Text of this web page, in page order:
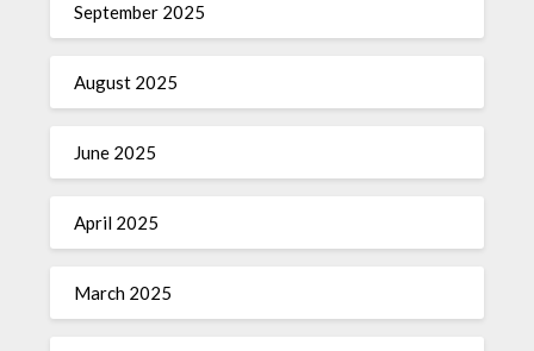
September 2025
August 2025
June 2025
April 2025
March 2025